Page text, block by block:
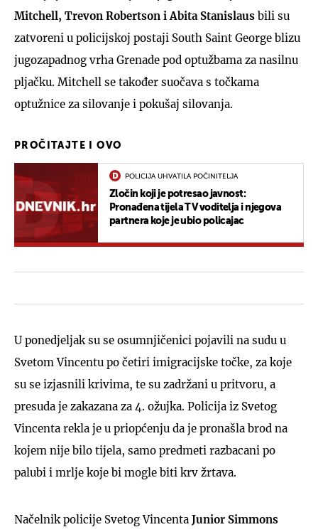
Mitchell, Trevon Robertson i Abita Stanislaus bili su
zatvoreni u policijskoj postaji South Saint George blizu
jugozapadnog vrha Grenade pod optužbama za nasilnu
pljačku. Mitchell se također suočava s točkama
optužnice za silovanje i pokušaj silovanja.
PROČITAJTE I OVO
POLICIJA UHVATILA POČINITELJA
Zločin koji je potresao javnost:
Pronađena tijela TV voditelja i njegova
partnera koje je ubio policajac
U ponedjeljak su se osumnjičenici pojavili na sudu u
Svetom Vincentu po četiri imigracijske točke, za koje
su se izjasnili krivima, te su zadržani u pritvoru, a
presuda je zakazana za 4. ožujka. Policija iz Svetog
Vincenta rekla je u priopćenju da je pronašla brod na
kojem nije bilo tijela, samo predmeti razbacani po
palubi i mrlje koje bi mogle biti krv žrtava.
Načelnik policije Svetog Vincenta Junior Simmons